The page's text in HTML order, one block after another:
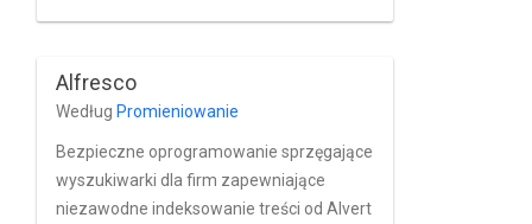
Alfresco
Według Promieniowanie
Bezpieczne oprogramowanie sprzęgające
wyszukiwarki dla firm zapewniające
niezawodne indeksowanie treści od Alvert